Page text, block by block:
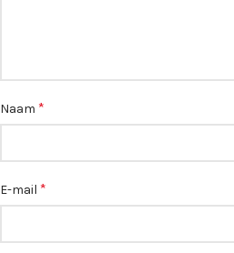
Naam *
E-mail *